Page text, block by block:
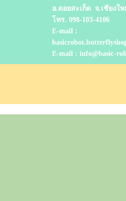
อ.ดอยสะเก็ด จ.เชียงให
โทร. 098-103-4106
E-mail :
E-mail : info@basic-